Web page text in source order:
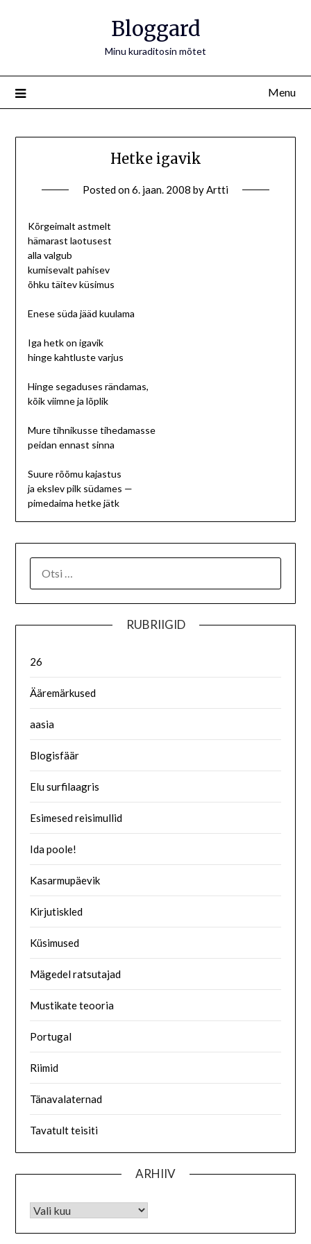
Bloggard
Minu kuraditosin mõtet
Menu
Hetke igavik
Posted on6. jaan. 2008 byArtti
Kõrgeimalt astmelt
hämarast laotusest
alla valgub
kumisevalt pahisev
õhku täitev küsimus
Enese süda jääd kuulama
Iga hetk on igavik
hinge kahtluste varjus
Hinge segaduses rändamas,
kõik viimne ja lõplik
Mure tihnikusse tihedamasse
peidan ennast sinna
Suure rõõmu kajastus
ja ekslev pilk südames —
pimedaima hetke jätk
RUBRIIGID
26
Ääremärkused
aasia
Blogisfäär
Elu surfilaagris
Esimesed reisimullid
Ida poole!
Kasarmupäevik
Kirjutiskled
Küsimused
Mägedel ratsutajad
Mustikate teooria
Portugal
Riimid
Tänavalaternad
Tavatult teisiti
ARHIIV